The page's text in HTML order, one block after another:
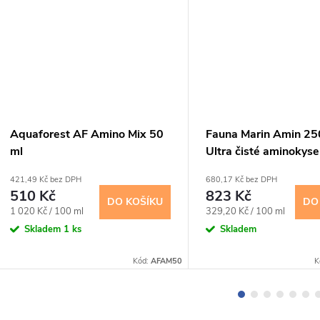
Aquaforest AF Amino Mix 50
ml
421,49 Kč bez DPH
510 Kč
Měrná
cena:
1 020 Kč / 100 ml
Skladem 1 ks
DO KOŠÍKU
Kód: AFAM50
Fauna Marin Amin
Ultra čisté
680,17 Kč bez DPH
823 Kč
Měrná
cena:
329,20 Kč / 100 ml
Skladem